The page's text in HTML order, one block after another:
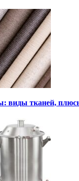
виды тканей,